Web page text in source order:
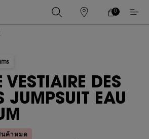
ร้าน
ค้า
ตะกร้า
0
0 PRODUCT IN
DES
JUMPSUIT EAU
นค้าหมด